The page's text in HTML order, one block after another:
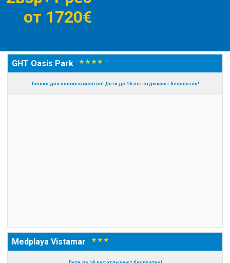
от 1720€
GHT Oasis Park* * * *
Только для наших клиентов! Дети до 16 лет отдыхают бесплатно!
Medplaya Vistamar* * *